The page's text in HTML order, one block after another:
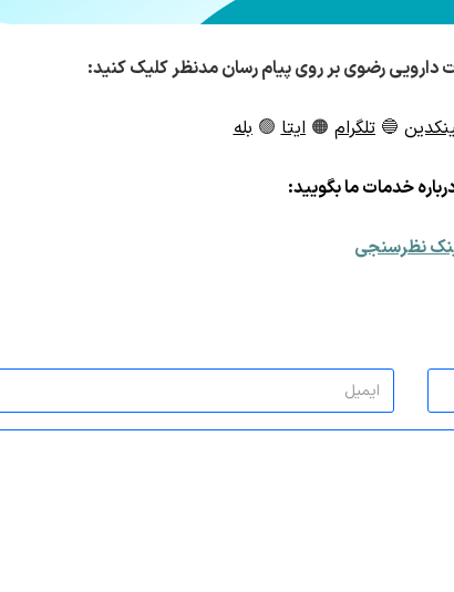
رضوی بر روی پیام رسان مدنظر کلیک کنید:
🔵تلگرام 🟠ایتا🟢بله
خدمات ما بگویید:
نظرسنجی